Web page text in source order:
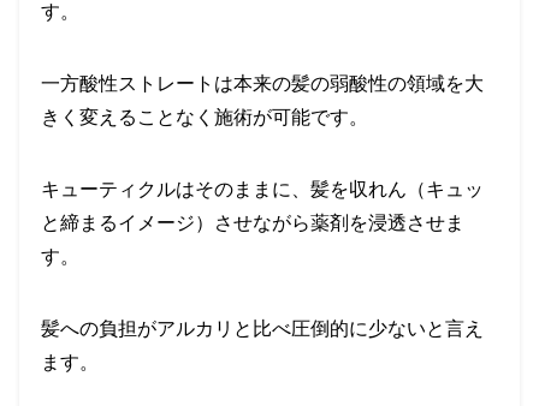
す。
一方酸性ストレートは本来の髪の弱酸性の領域を大
きく変えることなく施術が可能です。
キューティクルはそのままに、髪を収れん（キュッ
と締まるイメージ）させながら薬剤を浸透させま
す。
髪への負担がアルカリと比べ圧倒的に少ないと言え
ます。